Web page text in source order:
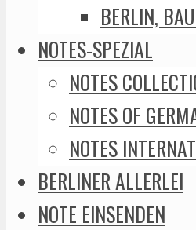
BERLIN,
NOTES-SPEZIAL
NOTES
NOTES OF
NOTES
BERLINER ALLERLEI
NOTE EINSENDEN